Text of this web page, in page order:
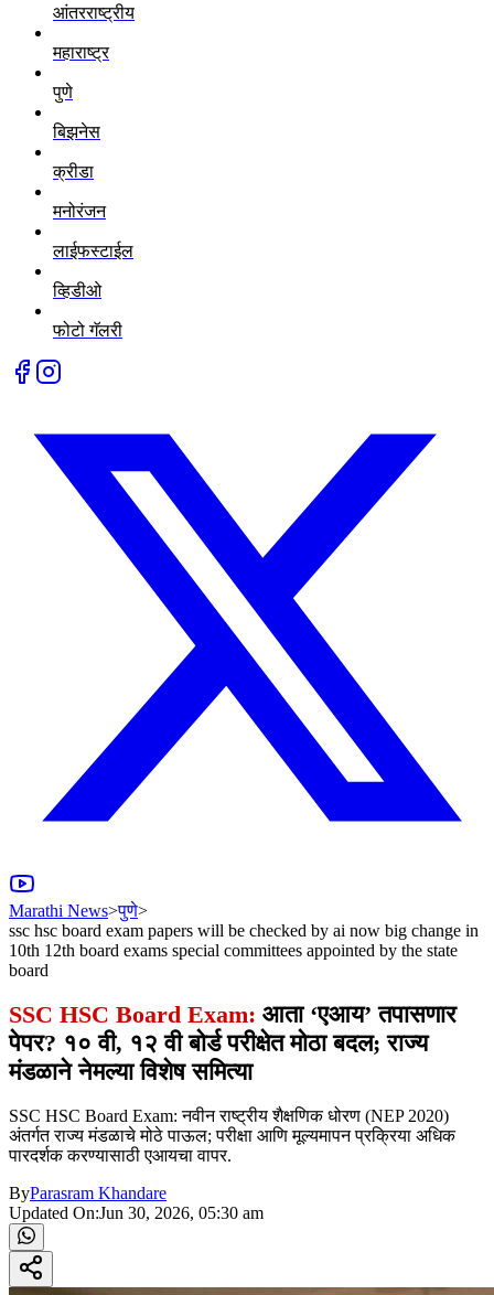
आंतरराष्ट्रीय
महाराष्ट्र
पुणे
बिझनेस
क्रीडा
मनोरंजन
लाईफस्टाईल
व्हिडीओ
फोटो गॅलरी
Marathi News>पुणे>
ssc hsc board exam papers will be checked by ai now big change in
10th 12th board exams special committees appointed by the state
board
SSC HSC Board Exam: आता ‘एआय’ तपासणार
पेपर? १० वी, १२ वी बोर्ड परीक्षेत मोठा बदल; राज्य
मंडळाने नेमल्या विशेष समित्या
SSC HSC Board Exam: नवीन राष्ट्रीय शैक्षणिक धोरण (NEP 2020)
अंतर्गत राज्य मंडळाचे मोठे पाऊल; परीक्षा आणि मूल्यमापन प्रक्रिया अधिक
पारदर्शक करण्यासाठी एआयचा वापर.
ByParasram Khandare
Updated On:Jun 30, 2026, 05:30 am